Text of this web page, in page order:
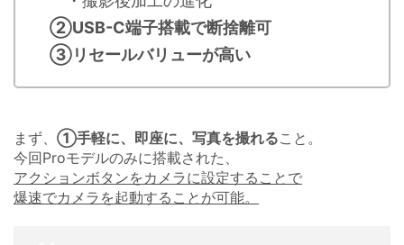
②USB-C端子搭載で断捨離可
③リセールバリューが高い
まず、 ①手軽に、即座に、写真を撮れること。
今回Proモデルのみに搭載された、
アクションボタンをカメラに設定することで
爆速でカメラを起動することが可能。